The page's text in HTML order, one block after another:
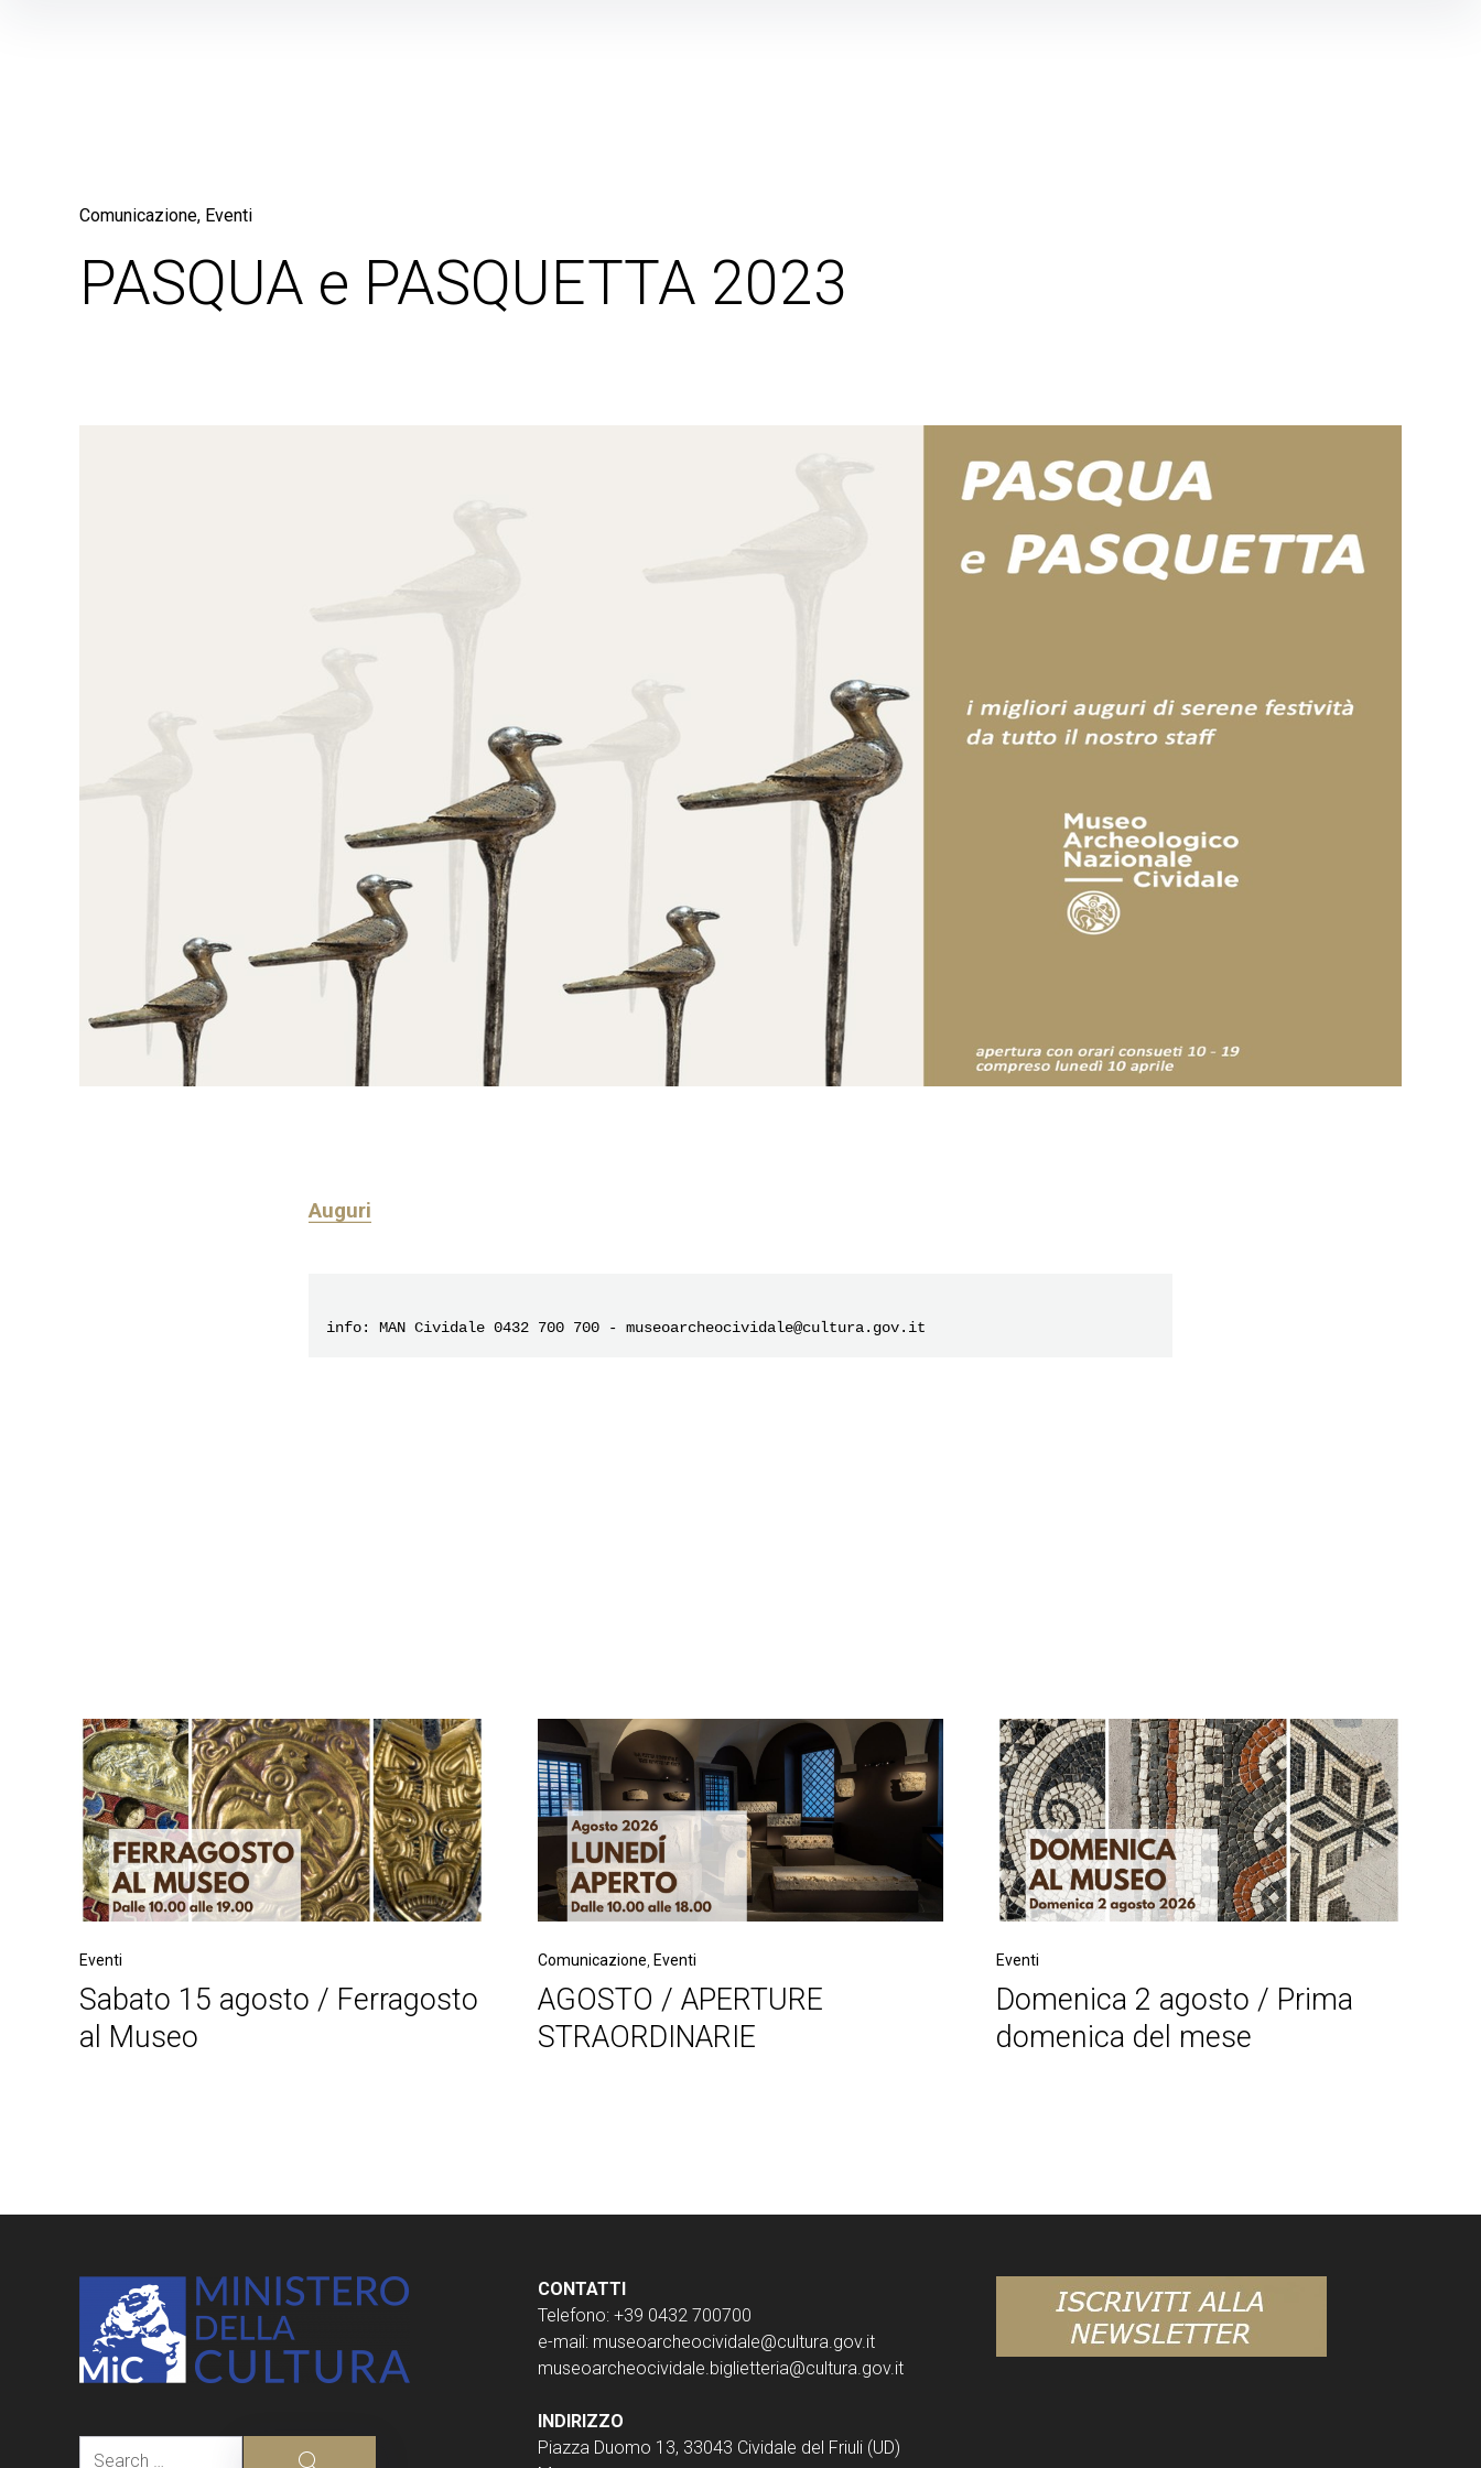
Comunicazione Eventi
PASQUA e PASQUETTA 2023
Auguri
info: MAN Cividale 0432 700 700 - museoarcheocividale@cultura.gov.it
Eventi
Sabato 15 agosto / Ferragosto
al Museo
Comunicazione Eventi
AGOSTO / APERTURE
STRAORDINARIE
Eventi
Domenica 2 agosto / Prima
domenica del mese
navigation
Search
CONTATTI
Telefono: +39 0432 700700
e-mail: museoarcheocividale@cultura.gov.it
museoarcheocividale.biglietteria@cultura.gov.it
INDIRIZZO
Piazza Duomo 13, 33043 Cividale del Friuli (UD)